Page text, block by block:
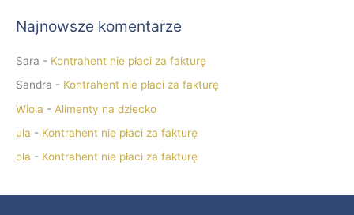
Najnowsze komentarze
Sara - Kontrahent nie płaci za fakturę
Sandra - Kontrahent nie płaci za fakturę
Wiola - Alimenty na dziecko
ula - Kontrahent nie płaci za fakturę
ola - Kontrahent nie płaci za fakturę